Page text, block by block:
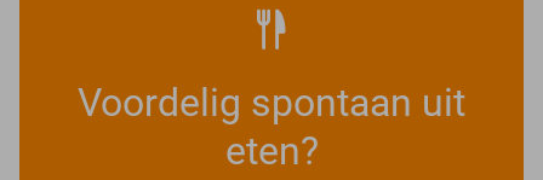
Voordelig spontaan uit
eten?